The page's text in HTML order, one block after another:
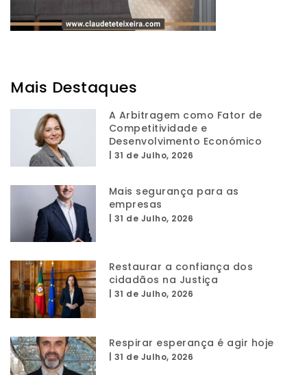
Mais Destaques
A Arbitragem como Fator de
Competitividade e
Desenvolvimento Económico
31 de Julho, 2026
Mais segurança para as
empresas
31 de Julho, 2026
Restaurar a confiança dos
cidadãos na Justiça
31 de Julho, 2026
Respirar esperança é agir hoje
31 de Julho, 2026